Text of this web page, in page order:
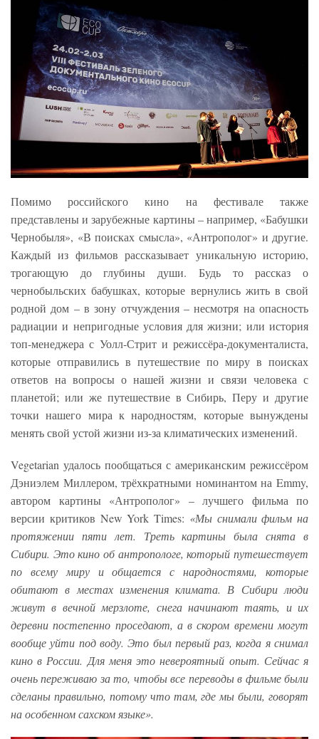
Помимо российского кино на фестивале также
представлены и зарубежные картины – например, «Бабушки
Чернобыля», «В поисках смысла», «Антрополог» и другие.
Каждый из фильмов рассказывает уникальную историю,
трогающую до глубины души. Будь то рассказ о
чернобыльских бабушках, которые вернулись жить в свой
родной дом – в зону отчуждения – несмотря на опасность
радиации и непригодные условия для жизни; или история
топ-менеджера с Уолл-Стрит и режиссёра-документалиста,
которые отправились в путешествие по миру в поисках
ответов на вопросы о нашей жизни и связи человека с
планетой; или же путешествие в Сибирь, Перу и другие
точки нашего мира к народностям, которые вынуждены
менять свой устой жизни из-за климатических изменений.
Vegetarian удалось пообщаться с американским режиссёром
Дэниэлем Миллером, трёхкратными номинантом на Emmy,
автором картины «Антрополог» – лучшего фильма по
версии критиков New York Times: «Мы снимали фильм на
протяжении пяти лет. Треть картины была снята в
Сибири. Это кино об антропологе, который путешествует
по всему миру и общается с народностями, которые
обитают в местах изменения климата. В Сибири люди
живут в вечной мерзлоте, снега начинают таять, и их
деревни постепенно проседают, а в скором времени могут
вообще уйти под воду. Это был первый раз, когда я снимал
кино в России. Для меня это невероятный опыт. Сейчас я
очень переживаю за то, чтобы все переводы в фильме были
сделаны правильно, потому что там, где мы были, говорят
на особенном сахском языке».